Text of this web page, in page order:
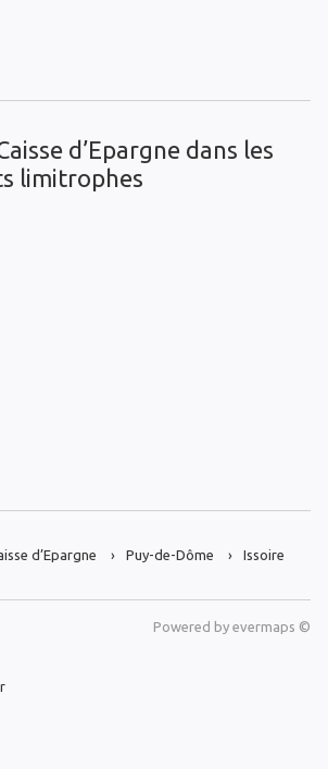
d’Epargne dans les
limitrophes
d’Epargne Puy-de-Dôme Issoire
Powered by evermaps ©